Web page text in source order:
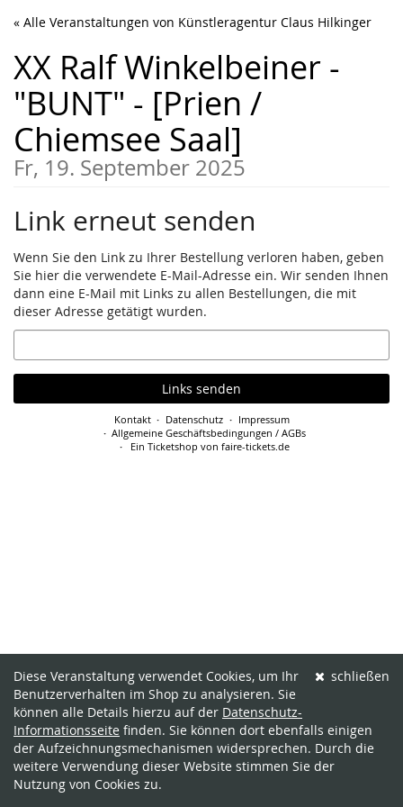
Zum
Inhalt
springen
« Alle Veranstaltungen von Künstleragentur Claus Hilkinger
XX Ralf Winkelbeiner -
"BUNT" - [Prien /
Chiemsee Saal]
Fr, 19. September 2025
Link erneut senden
Wenn Sie den Link zu Ihrer Bestellung verloren haben, geben
Sie hier die verwendete E-Mail-Adresse ein. Wir senden Ihnen
dann eine E-Mail mit Links zu allen Bestellungen, die mit
dieser Adresse getätigt wurden.
E-
Mail
Links senden
Kontakt Datenschutz
Impressum
Allgemeine Geschäftsbedingungen / AGBs
Ein Ticketshop von faire-tickets.de
schließen
Diese Veranstaltung verwendet Cookies, um Ihr
Benutzerverhalten im Shop zu analysieren. Sie
können alle Details hierzu auf der Datenschutz-
Informationsseite finden. Sie können dort ebenfalls einigen
der Aufzeichnungsmechanismen widersprechen. Durch die
weitere Verwendung dieser Website stimmen Sie der
Nutzung von Cookies zu.